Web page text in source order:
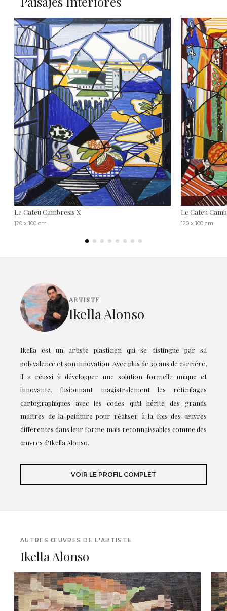
Le Cateu Cambresis X
120 x 100 cm
Le Cateu
120 x 100 cm
ARTISTE
Ikella Alonso
Ikella est un artiste plasticien qui se distingue par sa
polyvalence et son innovation. Avec plus de 30 ans de carrière,
il a réussi à développer une solution formelle unique et
innovante, fusionnant magistralement les réticulages
cartographiques avec les codes qu'il hérite des grands
maîtres de la peinture pour réaliser à la fois des œuvres
différentes dans leur forme mais reconnaissables comme des
œuvres d'Ikella Alonso.
VOIR LE PROFIL COMPLET
AUTRES ŒUVRES DE L'ARTISTE
Ikella Alonso